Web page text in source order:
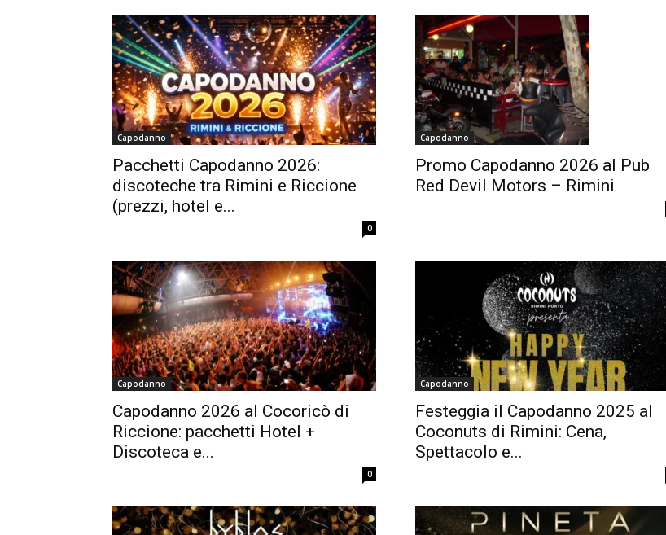
Capodanno
Pacchetti Capodanno 2026:
discoteche tra Rimini e Riccione
(prezzi, hotel e...
0
Capodanno
Promo Capodanno 2026 al Pub
Red Devil Motors – Rimini
Capodanno
Capodanno 2026 al Cocoricò di
Riccione: pacchetti Hotel +
Discoteca e...
0
Capodanno
Festeggia il Capodanno 2025 al
Coconuts di Rimini: Cena,
Spettacolo e...